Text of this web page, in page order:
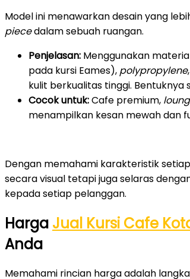
Model ini menawarkan desain yang
piecedalam sebuah ruangan.
Penjelasan: Menggunakan
pada kursi Eames), polypropylene
kulit berkualitas tinggi. Bentuknya
Cocok untuk:Cafe premium,
menampilkan kesan mewah dan
Dengan memahami karakteristik
secara visual tetapi juga selaras
kepada setiap pelanggan.
Harga Jual Kursi Cafe
Anda
Memahami rincian harga adalah